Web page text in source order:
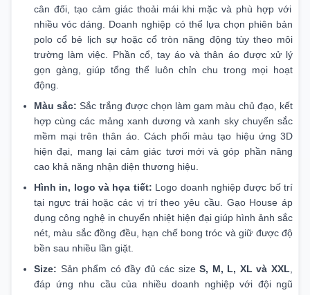
cân đối, tạo cảm giác thoải mái khi mặc và phù hợp với
nhiều vóc dáng. Doanh nghiệp có thể lựa chọn phiên bản
polo cổ bẻ lịch sự hoặc cổ tròn năng động tùy theo môi
trường làm việc. Phần cổ, tay áo và thân áo được xử lý
gọn gàng, giúp tổng thể luôn chỉn chu trong mọi hoạt
động.
Màu sắc:Sắc trắng được chọn làm gam màu chủ đạo, kết
hợp cùng các mảng xanh dương và xanh sky chuyển sắc
mềm mại trên thân áo. Cách phối màu tạo hiệu ứng 3D
hiện đại, mang lại cảm giác tươi mới và góp phần nâng
cao khả năng nhận diện thương hiệu.
Hình in, logo và họa tiết: Logo doanh nghiệp được bố trí
tại ngực trái hoặc các vị trí theo yêu cầu. Gạo House áp
dụng công nghệ in chuyển nhiệt hiện đại giúp hình ảnh sắc
nét, màu sắc đồng đều, hạn chế bong tróc và giữ được độ
bền sau nhiều lần giặt.
Size: Sản phẩm có đầy đủ các sizeS, M, L, XL và XXL
đáp ứng nhu cầu của nhiều doanh nghiệp với đội ngũ